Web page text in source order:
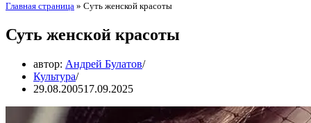
Главная страница » Суть женской красоты
Суть женской красоты
автор: Андрей Булатов
Культура
29.08.200517.09.2025